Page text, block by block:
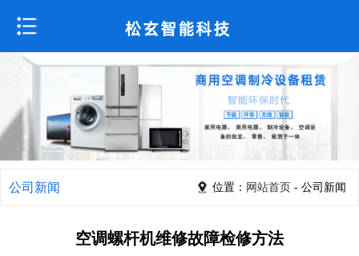
公司新闻 位置： 网站首页 - 公司新闻
空调螺杆机维修故障检修方法